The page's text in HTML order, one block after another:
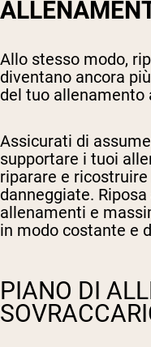
Allo stesso modo,
diventano ancora
del tuo allenamento
Assicurati di
supportare i tuoi
riparare e
danneggiate.
allenamenti e
in modo costante e
PIANO DI